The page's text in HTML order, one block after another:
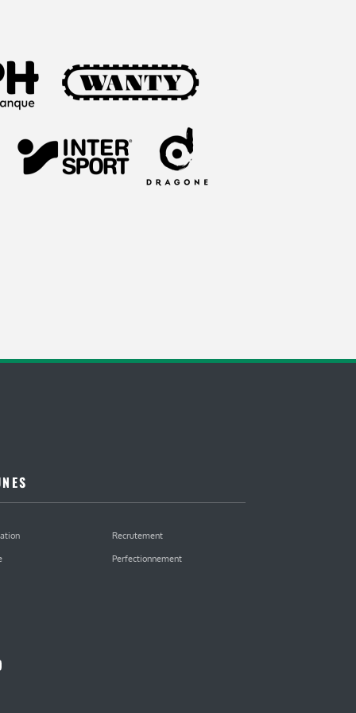
Recrutement
Perfectionnement